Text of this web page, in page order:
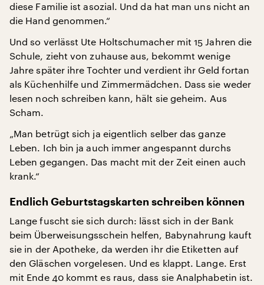
diese Familie ist asozial. Und da hat man uns nicht an
die Hand genommen.“
Und so verlässt Ute Holtschumacher mit 15 Jahren die
Schule, zieht von zuhause aus, bekommt wenige
Jahre später ihre Tochter und verdient ihr Geld fortan
als Küchenhilfe und Zimmermädchen. Dass sie weder
lesen noch schreiben kann, hält sie geheim. Aus
Scham.
„Man betrügt sich ja eigentlich selber das ganze
Leben. Ich bin ja auch immer angespannt durchs
Leben gegangen. Das macht mit der Zeit einen auch
krank.“
Endlich Geburtstagskarten schreiben können
Lange fuscht sie sich durch: lässt sich in der Bank
beim Überweisungsschein helfen, Babynahrung kauft
sie in der Apotheke, da werden ihr die Etiketten auf
den Gläschen vorgelesen. Und es klappt. Lange. Erst
mit Ende 40 kommt es raus, dass sie Analphabetin ist.